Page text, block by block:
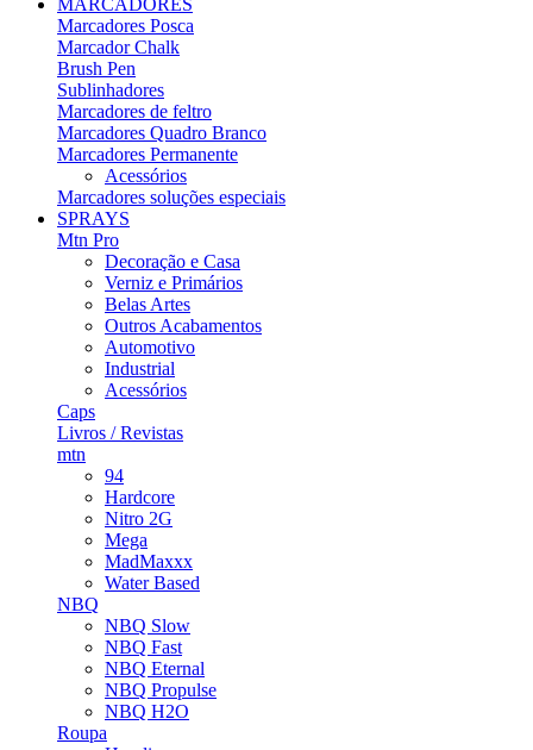
MARCADORES
Marcadores Posca
Marcador Chalk
Brush Pen
Sublinhadores
Marcadores de feltro
Marcadores Quadro Branco
Marcadores Permanente
Acessórios
Marcadores soluções especiais
SPRAYS
Mtn Pro
Decoração e Casa
Verniz e Primários
Belas Artes
Outros Acabamentos
Automotivo
Industrial
Acessórios
Caps
Livros / Revistas
mtn
94
Hardcore
Nitro 2G
Mega
MadMaxxx
Water Based
NBQ
NBQ Slow
NBQ Fast
NBQ Eternal
NBQ Propulse
NBQ H2O
Roupa